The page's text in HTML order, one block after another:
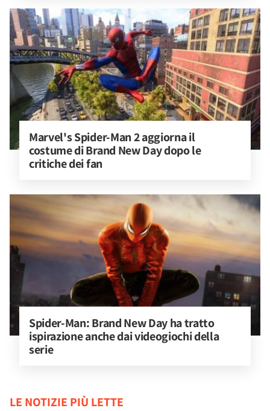
Marvel's Spider-Man 2 aggiorna il
costume di Brand New Day dopo le
critiche dei fan
Spider-Man: Brand New Day ha tratto
ispirazione anche dai videogiochi della
serie
LE NOTIZIE PIÙ LETTE